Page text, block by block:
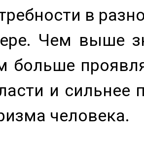
в
Чем выше
больше
и сильнее
человека.